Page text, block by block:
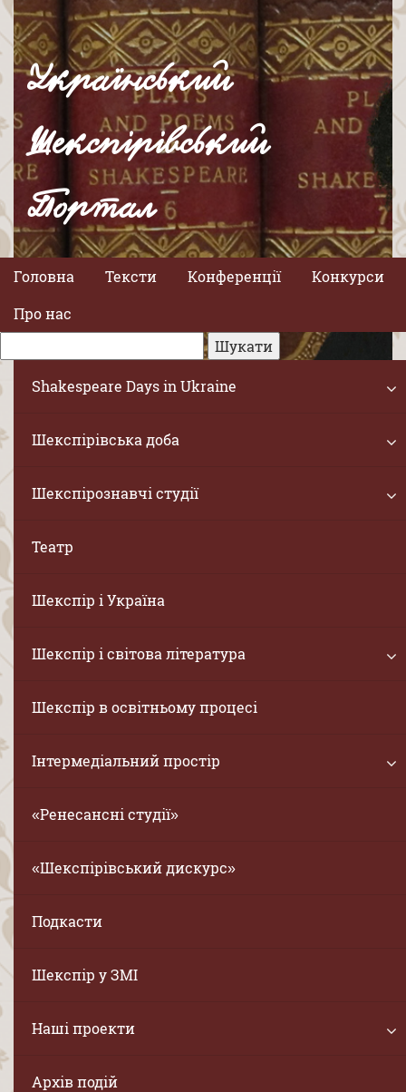
Український
Шекспірівський
Портал
Головна Тексти Конференції
Конкурси
Про нас
Shakespeare Days in Ukraine
Шекспірівська доба
Шекспірознавчі студії
Театр
Шекспір і Україна
Шекспір і світова література
Шекспір в освітньому процесі
Інтермедіальний простір
«Ренесансні студії»
«Шекспірівський дискурс»
Подкасти
Шекспір у ЗМІ
Наші проекти
Архів подій